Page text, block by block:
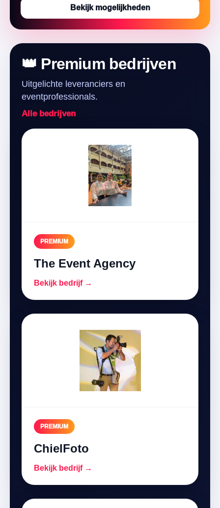
Bekijk mogelijkheden
👑 Premium bedrijven
Uitgelichte leveranciers en
eventprofessionals.
Alle bedrijven
PREMIUM
The Event Agency
Bekijk bedrijf →
PREMIUM
ChielFoto
Bekijk bedrijf →